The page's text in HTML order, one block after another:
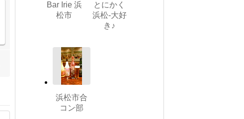
Bar Irie 浜
松市
とにかく
浜松-大好
き♪
浜松市合
コン部